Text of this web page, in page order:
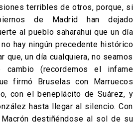
terribles de otros, porque, si
de Madrid han dejado
al pueblo saharahui que un día
hay ningún precedente histórico
que, un día cualquiera, no seamos
cambio (recordemos el infame
firmó Bruselas con Marruecos
con el beneplácito de Suárez, y
hasta llegar al silencio. Con
Macrón destiñéndose al sol de su